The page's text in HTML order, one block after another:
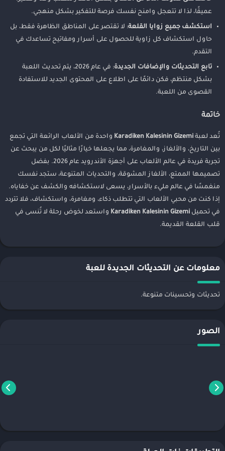
عميقًا، لذا لا تتعجل وامنح نفسك فرصة للتفكير بشكل منهجي.
استكشف جميع زوايا القلعة: لا تقتصر على المناطق الظاهرة فقط، بل
حاول استكشاف كل زاوية للحصول على أسرار ومفاتيح تساعدك في
التقدم.
تابع التحديثات والإضافات الجديدة
: في عام 2026، يتم تحديث اللعبة
بشكل منتظم، فكن دائمًا على اطلاع على المحتوى الجديد للاستفادة
القصوى من اللعبة.
خاتمة
تُعد لعبة Karadiken Kalesinin Gizemi واحدة من الألعاب الرائعة التي تجمع
بين التاريخ، والألغاز، والمغامرة، مما يجعلها خيارًا مثاليًا لكل من يبحث عن
تجربة فريدة في عالم الألعاب على أجهزة الأندرويد عام 2026. بفضل
تصميمها الممتع، الألغاز المشوقة، والتحديات المتنوعة، ستجد نفسك
منغمسًا في عالم مليء بالأسرار، يسعى لاستكشافه والكشف عن خفاياه.
إذا كنت من محبي الألعاب التي تتطلب ذكاء، ومغامرة، واستكشاف، فلا تتردد
في تحميل Karadiken Kalesinin Gizemi واستعد لخوض رحلة لا تُنسى في
قلب القلعة القديمة.
معلومات عن التحديثات الجديدة للعبة
تحديثات وتحسينات متنوعة.
الصور